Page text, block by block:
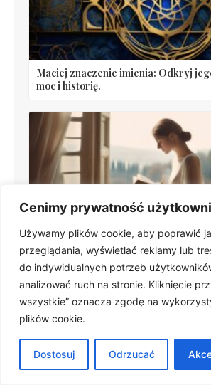
Cenimy prywatność
Używamy plików cookie, aby poprawić
przeglądania, wyświetlać reklamy lub
do indywidualnych potrzeb
analizować ruch na stronie. Kliknięcie
wszystkie” oznacza zgodę na
plików cookie.
Dostosuj Odrzucać
Maciej znaczenie imienia: Odkryj
moc i historię.
Łukasz znaczenie imienia: Siła,
dla Ciebie